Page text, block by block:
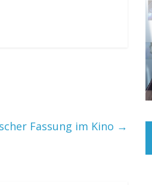
Fassung im Kino →